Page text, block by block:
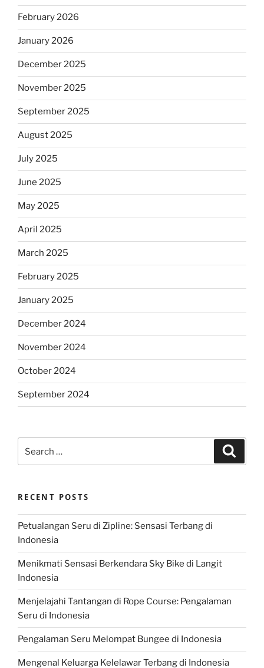
February 2026
January 2026
December 2025
November 2025
September 2025
August 2025
July 2025
June 2025
May 2025
April 2025
March 2025
February 2025
January 2025
December 2024
November 2024
October 2024
September 2024
for:
RECENT POSTS
Petualangan Seru di Zipline: Sensasi Terbang di
Indonesia
Menikmati Sensasi Berkendara Sky Bike di Langit
Indonesia
Menjelajahi Tantangan di Rope Course: Pengalaman
Seru di Indonesia
Pengalaman Seru Melompat Bungee di Indonesia
Mengenal Keluarga Kelelawar Terbang di Indonesia